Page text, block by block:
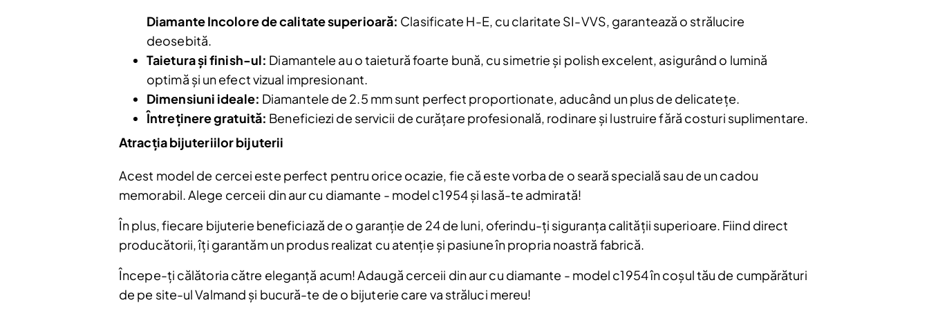
Email
Am citit și sunt de acord cu Politica de
Diamante Incolore de calitate superioară: Clasificate H-E, cu claritate SI-VVS, garantează o strălucire
deosebită.
Taietura și finish-ul: Diamantele au o taietură foarte bună, cu simetrie și polish excelent, asigurând o lumină
optimă și un efect vizual impresionant.
Dimensiuni ideale: Diamantele de 2.5 mm sunt perfect proportionate, aducând un plus de delicatețe.
Întreținere gratuită: Beneficiezi de servicii de curățare profesională, rodinare și lustruire fără costuri suplimentare.
Atracția bijuteriilor bijuterii
Acest model de cercei este perfect pentru orice ocazie, fie că este vorba de o seară specială sau de un cadou
memorabil. Alege cerceii din aur cu diamante - model c1954 și lasă-te admirată!
În plus, fiecare bijuterie beneficiază de o garanție de 24 de luni, oferindu-ți siguranța calității superioare. Fiind direct
producătorii, îți garantăm un produs realizat cu atenție și pasiune în propria noastră fabrică.
Începe-ți călătoria către eleganță acum! Adaugă cerceii din aur cu diamante - model c1954 în coșul tău de cumpărături
de pe site-ul Valmand și bucură-te de o bijuterie care va străluci mereu!